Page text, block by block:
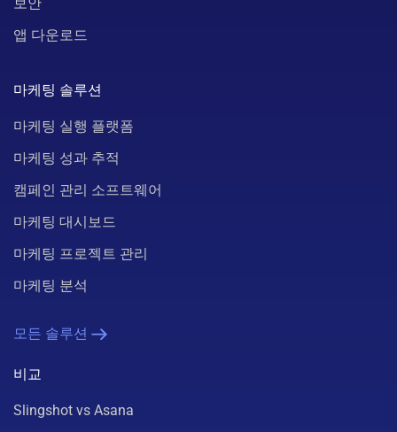
앱 다운로드
마케팅 솔루션
마케팅 실행 플랫폼
마케팅 성과 추적
캠페인 관리 소프트웨어
마케팅 대시보드
마케팅 프로젝트 관리
마케팅 분석
모든 솔루션
비교
Slingshot vs Asana